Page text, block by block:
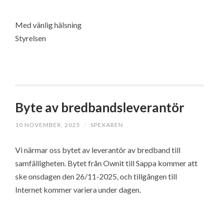
Med vänlig hälsning
Styrelsen
Byte av bredbandsleverantör
10 NOVEMBER, 2025 / SPEXAREN
Vi närmar oss bytet av leverantör av bredband till
samfälligheten. Bytet från Ownit till Sappa kommer att
ske onsdagen den 26/11-2025, och tillgången till
Internet kommer variera under dagen.